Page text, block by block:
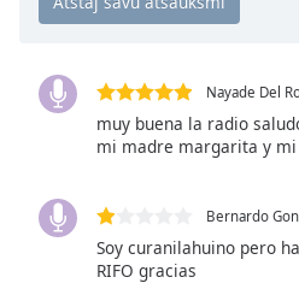
Chapters
Descriptions
descriptions
selected
Nayade Del
muy buena la radio
mi madre margarita y
Bernardo
Soy curanilahuino pero
RIFO gracias